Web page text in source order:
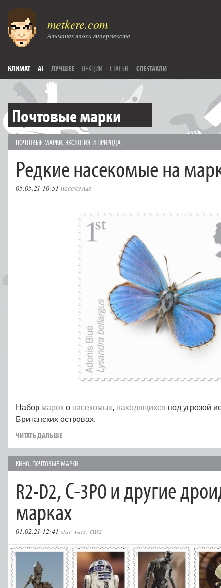
metkere.com
Альманах эпохи гипертекста
КЛИМАТ AI ЛУЧШЕЕ ЛЕКЦИИ СТАТЬИ СПЕКТАКЛИ
Почтовые марки
ПОЧТОВЫЕ МАРКИ,ЭКОЛОГИЯ И ПРИРОДА
Редкие насекомые на
05.05.21 10:51 насекомые
Набор марок о насекомых, находящихся под угрозой
Британских островах.
ЧИТАТЬ ДАЛЬШЕ
КИНО, ПОЧТОВЫЕ МАРКИ
R2-D2, C‑3PO и другие
марках
01.02.21 12:41 star wars, сша